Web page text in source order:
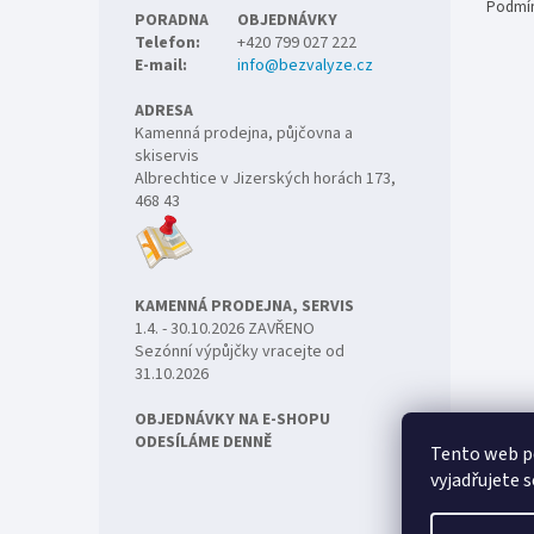
Tento web
vyjadřujete
PORADNA
OBJEDNÁVKY
Telefon:
+420 799 027 222
E-mail:
info@bezvalyze.cz
ADRESA
Kamenná prodejna, půjčovna a
skiservis
Albrechtice v Jizerských horách 173,
468 43
KAMENNÁ PRODEJNA, SERVIS
1.4. - 30.10.2026 ZAVŘENO
Sezónní výpůjčky vracejte od
31.10.2026
OBJEDNÁVKY NA E-SHOPU
ODESÍLÁME DENNĚ